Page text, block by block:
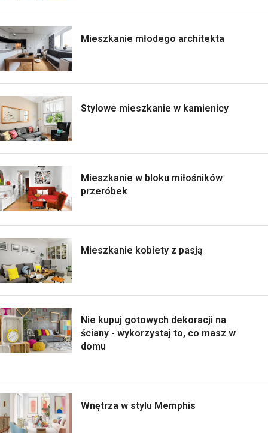
Mieszkanie młodego architekta
Stylowe mieszkanie w kamienicy
Mieszkanie w bloku miłośników
przeróbek
Mieszkanie kobiety z pasją
Nie kupuj gotowych dekoracji na
ściany - wykorzystaj to, co masz w
domu
Wnętrza w stylu Memphis